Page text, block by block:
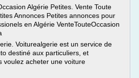
Algérie Petites. Vente Toute
Annonces Petites annonces pour
en Algérie VenteTouteOccasion
Voiturealgerie est un service de
destiné aux particuliers, et
voulez acheter une voiture